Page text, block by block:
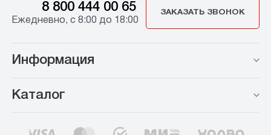
8 800 444 00 65
Ежедневно, с 8:00 до 18:00
ЗАКАЗАТЬ ЗВОНОК
Информация
Каталог